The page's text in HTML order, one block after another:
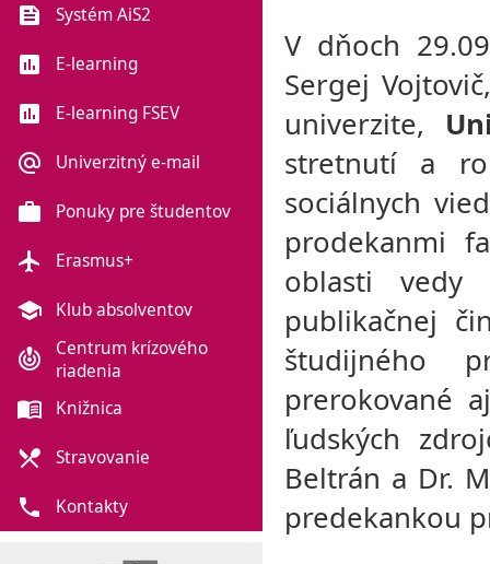
V dňoch
Sergej
univerzite,
stretnutí a
sociálnych
prodekanmi
oblasti vedy
publikačnej
študijného
prerokované
ľudských
Beltrán a Dr.
predekankou
feed Systém AiS2
poll E-learning
poll E-learning FSEV
alternate_email Univerzitný e-mail
work Ponuky pre študentov
flight Erasmus+
school Klub absolventov
crisis_alert
Centrum krízového
riadenia
menu_book Knižnica
local_dining Stravovanie
phone Kontakty